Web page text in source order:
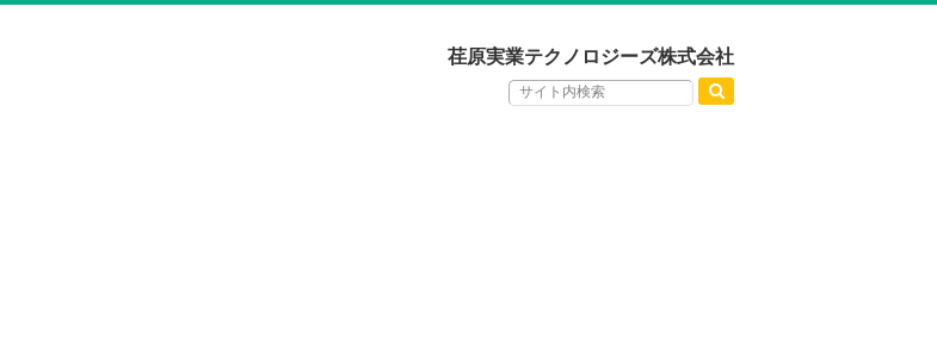
荏原実業テクノロジーズ株式会社